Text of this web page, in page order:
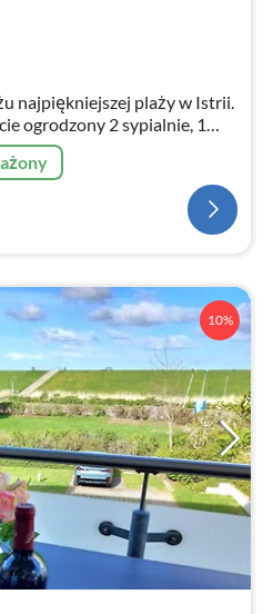
najpiękniejszej plaży w Istrii.
ogrodzony 2 sypialnie, 1
(łóżka) + 2 (sofa)
10%